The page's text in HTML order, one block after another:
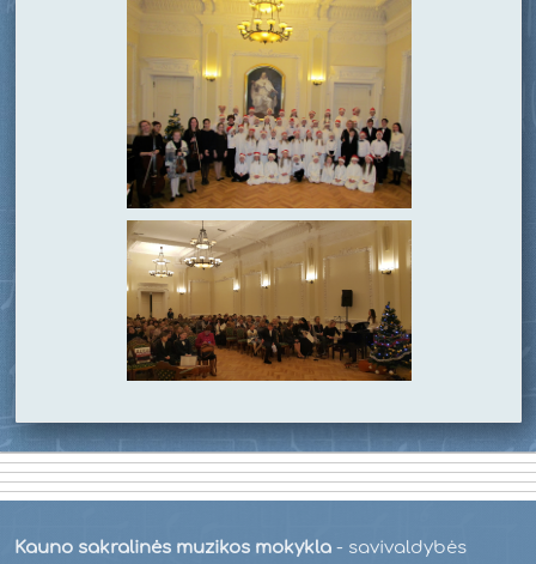
Kauno sakralinės muzikos mokykla - savivaldybės